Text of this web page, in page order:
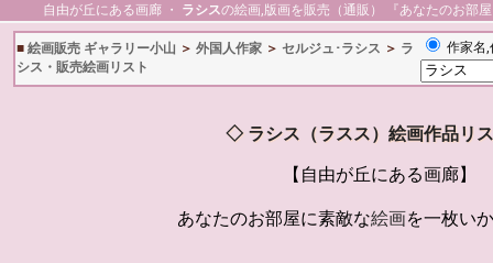
自由が丘にある画廊 ・ ラシスの絵画,版画を販売（通販） 『あなたのお部
■ 絵画販売 ギャラリー小山 ＞ 外国人作家 ＞ セルジュ･ラシス ＞ ラ
シス・販売絵画リスト
作家名
◇ ラシス（ラスス）絵画作品リ
【自由が丘にある画廊】
あなたのお部屋に素敵な絵画を一枚い